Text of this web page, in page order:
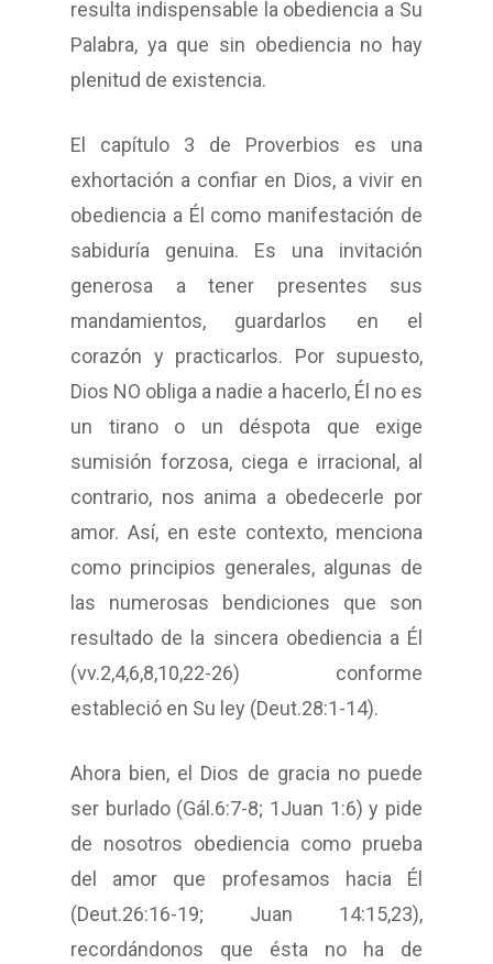
resulta indispensable la obediencia a Su
Palabra, ya que sin obediencia no hay
plenitud de existencia.
El capítulo 3 de Proverbios es una
exhortación a confiar en Dios, a vivir en
obediencia a Él como manifestación de
sabiduría genuina. Es una invitación
generosa a tener presentes sus
mandamientos, guardarlos en el
corazón y practicarlos. Por supuesto,
Dios NO obliga a nadie a hacerlo, Él no es
un tirano o un déspota que exige
sumisión forzosa, ciega e irracional, al
contrario, nos anima a obedecerle por
amor. Así, en este contexto, menciona
como principios generales, algunas de
las numerosas bendiciones que son
resultado de la sincera obediencia a Él
(vv.2,4,6,8,10,22-26) conforme
estableció en Su ley (Deut.28:1-14).
Ahora bien, el Dios de gracia no puede
ser burlado (Gál.6:7-8; 1Juan 1:6) y pide
de nosotros obediencia como prueba
del amor que profesamos hacia Él
(Deut.26:16-19; Juan 14:15,23),
recordándonos que ésta no ha de